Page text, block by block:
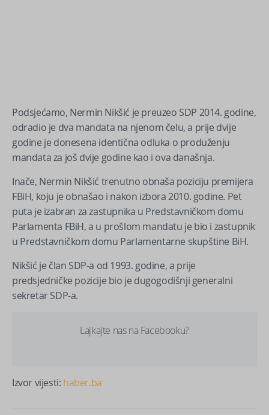
Podsjećamo, Nermin Nikšić je preuzeo SDP 2014. godine,
odradio je dva mandata na njenom čelu, a prije dvije
godine je donesena identična odluka o produženju
mandata za još dvije godine kao i ova današnja.
Inače, Nermin Nikšić trenutno obnaša poziciju premijera
FBiH, koju je obnašao i nakon izbora 2010. godine. Pet
puta je izabran za zastupnika u Predstavničkom domu
Parlamenta FBiH, a u prošlom mandatu je bio i zastupnik
u Predstavničkom domu Parlamentarne skupštine BiH.
Nikšić je član SDP-a od 1993. godine, a prije
predsjedničke pozicije bio je dugogodišnji generalni
sekretar SDP-a.
Lajkajte nas na Facebooku?
Izvor vijesti: haber.ba